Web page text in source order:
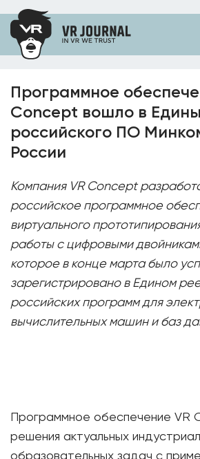
Программное
Concept вошло в
российского ПО
России
Компания VR Concept
российское программное
виртуального
работы с цифровыми
которое в конце марта было
зарегистрировано в Едином
российских программ для
вычислительных машин и баз
Программное обеспечение VR
решения актуальных
образовательных задач с